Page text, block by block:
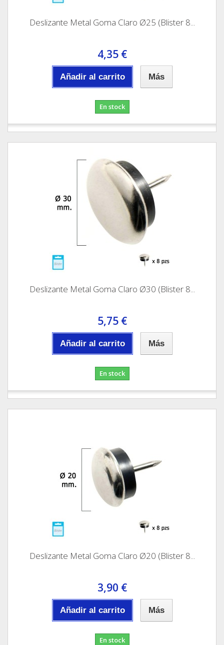
Deslizante Metal Goma Claro Ø25 (Blister 8...
4,35 €
Añadir al carrito Más
En stock
Deslizante Metal Goma Claro Ø30 (Blister 8...
5,75 €
Añadir al carrito Más
En stock
Deslizante Metal Goma Claro Ø20 (Blister 8...
3,90 €
Añadir al carrito Más
En stock